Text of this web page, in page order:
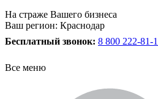
На страже Вашего бизнеса
Ваш регион: Краснодар
Бесплатный звонок: 8 800 222-81-
Все меню